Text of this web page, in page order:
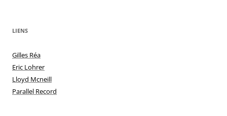
LIENS
Gilles Réa
Eric Lohrer
Lloyd Mcneill
Parallel Record